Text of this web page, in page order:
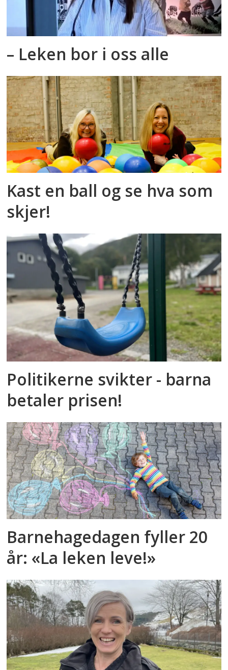
– Leken bor i oss alle
Kast en ball og se hva som
skjer!
Politikerne svikter - barna
betaler prisen!
Barnehagedagen fyller 20
år: «La leken leve!»